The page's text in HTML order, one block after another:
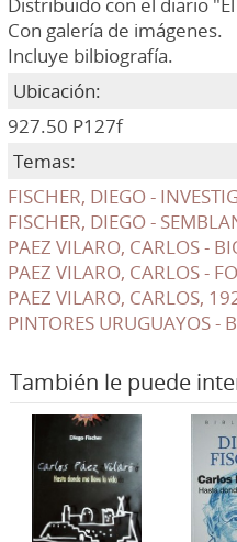
Con galería de imágenes.
Incluye bilbiografía.
Ubicación:
927.50 P127f
Temas:
FISCHER, DIEGO -
FISCHER, DIEGO -
PAEZ VILARO, CARLOS -
PAEZ VILARO, CARLOS -
PAEZ VILARO, CARLOS,
PINTORES URUGUAYOS -
También le puede